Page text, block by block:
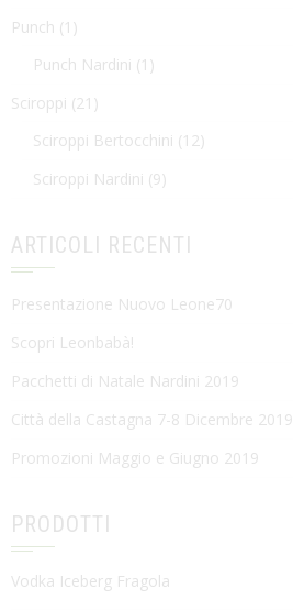
Punch (1)
Punch Nardini (1)
Sciroppi (21)
Sciroppi Bertocchini (12)
Sciroppi Nardini (9)
ARTICOLI RECENTI
Presentazione Nuovo Leone70
Scopri Leonbabà!
Pacchetti di Natale Nardini 2019
Città della Castagna 7-8 Dicembre 2019
Promozioni Maggio e Giugno 2019
PRODOTTI
Vodka Iceberg Fragola